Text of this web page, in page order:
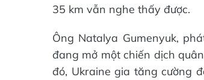
35 km vẫn nghe thấy được.
Ông Natalya Gumenyuk,
đang mở một chiến dịch
đó, Ukraine gia tăng cường